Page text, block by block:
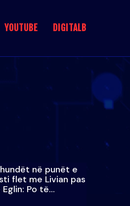
YOUTUBE DIGITALB
në punët e
flet me Livian pas
Po të